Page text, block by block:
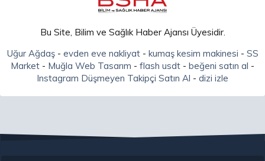
Bu Site, Bilim ve Sağlık Haber Ajansı Üyesidir.
Uğur Ağdaş- evden eve nakliyat- kumaş kesim makinesi - SS
Market - Muğla Web Tasarım - flash usdt - beğeni satın al -
Instagram Düşmeyen Takipçi Satın Al - dizi izle